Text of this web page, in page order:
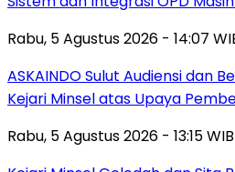
Rabu, 5 Agustus 2026 - 14:07
ASKAINDO Sulut Audiensi dan
Kejari Minsel atas Upaya
Rabu, 5 Agustus 2026 - 13:15 WIB